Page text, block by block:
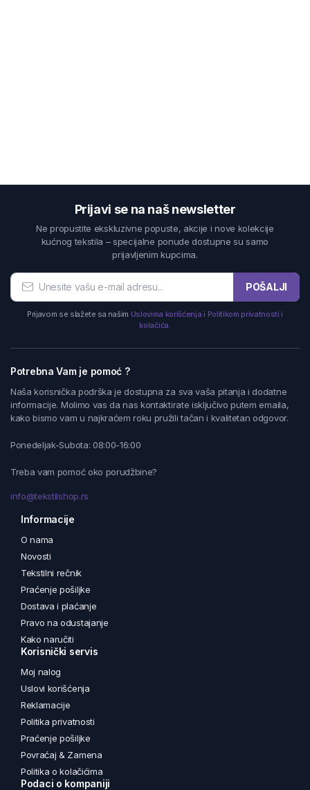
Prijavi se na naš newsletter
Ne propustite ekskluzivne popuste, akcije i nove kolekcije
kućnog tekstila – specijalne ponude dostupne su samo
prijavljenim kupcima.
POŠALJI
Prijavom se slažete sa našim Uslovima korišćenja i Politikom privatnosti i
kolačića.
Potrebna Vam je pomoć ?
Naša korisnička podrška je dostupna za sva vaša pitanja i dodatne
informacije. Molimo vas da nas kontaktirate isključivo putem emaila,
kako bismo vam u najkraćem roku pružili tačan i kvalitetan odgovor.
Ponedeljak-Subota: 08:00-16:00
Treba vam pomoć oko porudžbine?
info@tekstilshop.rs
Informacije
O nama
Novosti
Tekstilni rečnik
Praćenje pošiljke
Dostava i plaćanje
Pravo na odustajanje
Kako naručiti
Korisnički servis
Moj nalog
Uslovi korišćenja
Reklamacije
Politika privatnosti
Praćenje pošiljke
Povraćaj & Zamena
Politika o kolačićima
Podaci o kompaniji